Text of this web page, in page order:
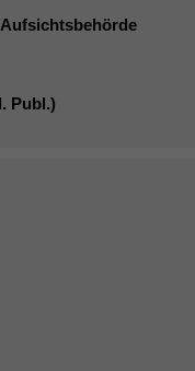
Publ.)